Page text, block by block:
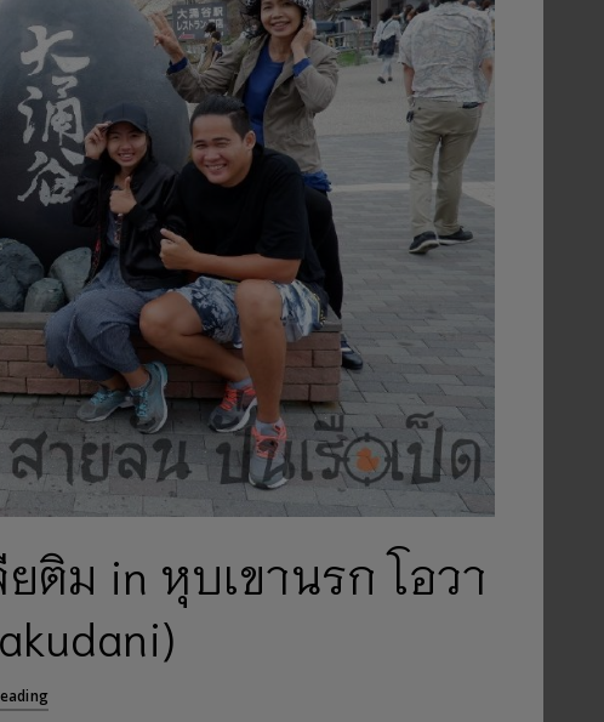
ติม in หุบเขานรก โอวา